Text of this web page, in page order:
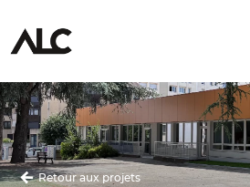
Retour aux projets